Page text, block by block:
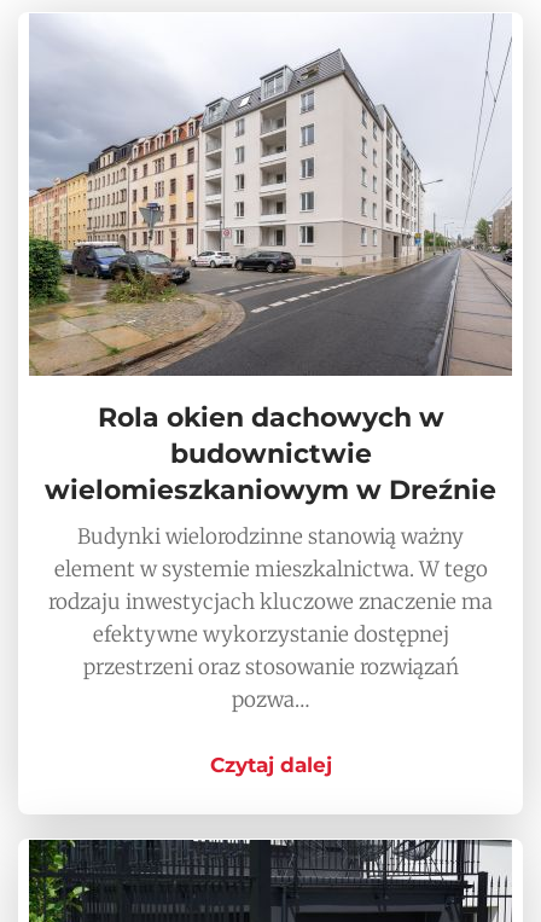
Rola okien dachowych w
budownictwie
wielomieszkaniowym w Dreźnie
Budynki wielorodzinne stanowią ważny
element w systemie mieszkalnictwa. W tego
rodzaju inwestycjach kluczowe znaczenie ma
efektywne wykorzystanie dostępnej
przestrzeni oraz stosowanie rozwiązań
pozwa…
Czytaj dalej